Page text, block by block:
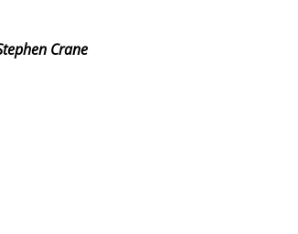
Crane